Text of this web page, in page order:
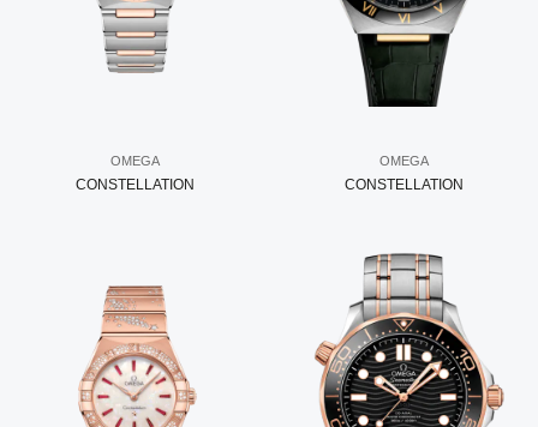
OMEGA
CONSTELLATION
OMEGA
CONSTELLATION